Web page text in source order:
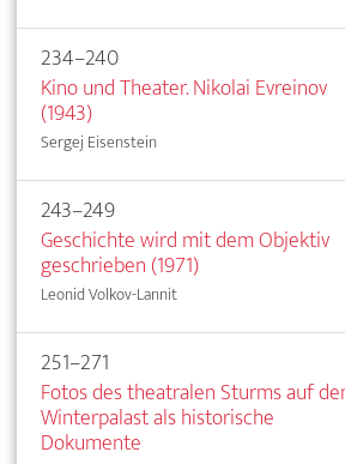
234–240
Kino und Theater. Nikolai Evreinov
(1943)
Sergej Eisenstein
243–249
Geschichte wird mit dem Objektiv
geschrieben (1971)
Leonid Volkov-Lannit
251–271
Fotos des theatralen Sturms auf
Winterpalast als historische
Dokumente